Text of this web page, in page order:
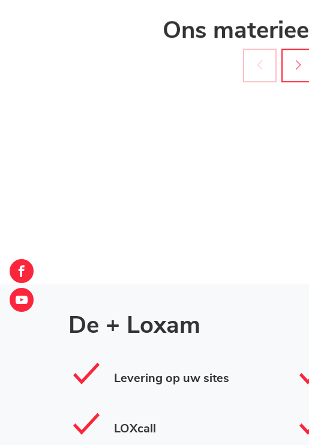
Ons materieel
De + Loxam
Levering op uw sites
LOXcall
LOXAM
Leipzig
LOXAM